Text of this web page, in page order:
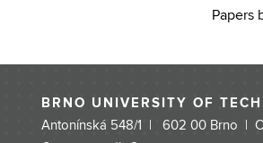
Papers
BRNO UNIVERSITY OF
Antonínská 548/1 | 602 00 Brno |